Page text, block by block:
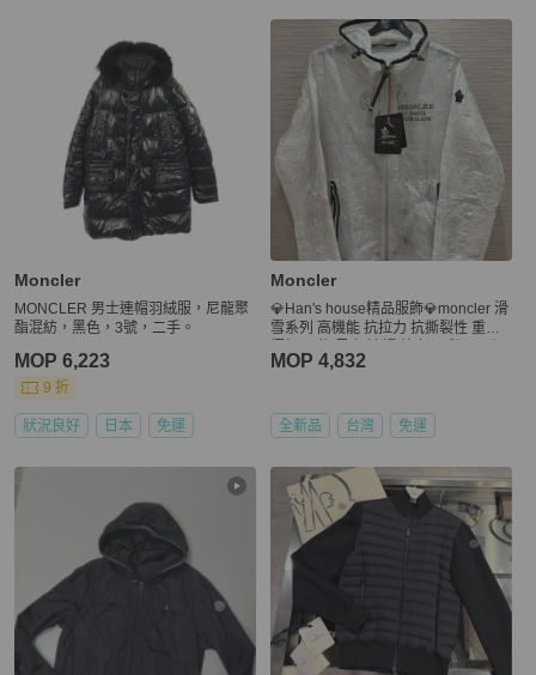
Moncler
MONCLER 男士連帽羽絨服，尼龍聚
酯混紡，黑色，3號，二手。
MOP 6,223
9 折
狀況良好 日本 免運
Moncler
💎Han's house精品服飾💎moncler 滑
雪系列 高機能 抗拉力 抗撕裂性 重量
73300 可手水洗
MOP 4,832
全新品 台灣 免運